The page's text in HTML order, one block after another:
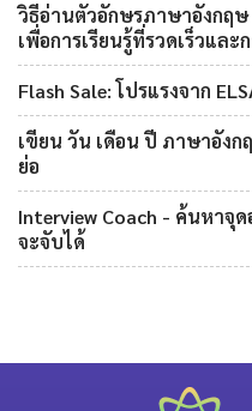
วิธีอ่านตัวอักษรภาษาอังกฤษ
เพื่อการเรียนรู้ที่รวดเร็วและ
Flash Sale: โปรแรงจาก
เขียน วัน เดือน ปี ภาษาอังก
ย่อ
Interview Coach - ค้นหาจุ
จะจับได้